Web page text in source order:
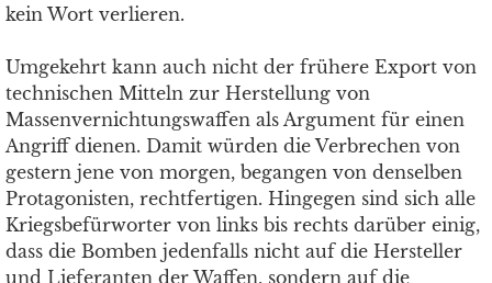
kein Wort verlieren.
Umgekehrt kann auch nicht der frühere Export von
technischen Mitteln zur Herstellung von
Massenvernichtungswaffen als Argument für einen
Angriff dienen. Damit würden die Verbrechen von
gestern jene von morgen, begangen von denselben
Protagonisten, rechtfertigen. Hingegen sind sich alle
Kriegsbefürworter von links bis rechts darüber einig,
dass die Bomben jedenfalls nicht auf die Hersteller
und Lieferanten der Waffen, sondern auf die